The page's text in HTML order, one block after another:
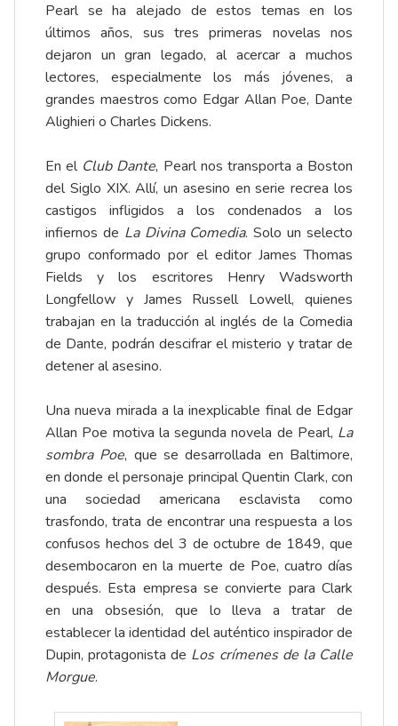
Pearl se ha alejado de estos temas en los
últimos años, sus tres primeras novelas nos
dejaron un gran legado, al acercar a muchos
lectores, especialmente los más jóvenes, a
grandes maestros como Edgar Allan Poe, Dante
Alighieri o Charles Dickens.
En el Club Dante, Pearl nos transporta a Boston
del Siglo XIX. Allí, un asesino en serie recrea los
castigos infligidos a los condenados a los
infiernos de La Divina Comedia. Solo un selecto
grupo conformado por el editor James Thomas
Fields y los escritores Henry Wadsworth
Longfellow y James Russell Lowell, quienes
trabajan en la traducción al inglés de la Comedia
de Dante, podrán descifrar el misterio y tratar de
detener al asesino.
Una nueva mirada a la inexplicable final de Edgar
Allan Poe motiva la segunda novela de Pearl, La
sombra Poe, que se desarrollada en Baltimore,
en donde el personaje principal Quentin Clark, con
una sociedad americana esclavista como
trasfondo, trata de encontrar una respuesta a los
confusos hechos del 3 de octubre de 1849, que
desembocaron en la muerte de Poe, cuatro días
después. Esta empresa se convierte para Clark
en una obsesión, que lo lleva a tratar de
establecer la identidad del auténtico inspirador de
Dupin, protagonista de Los crímenes de la Calle
Morgue.